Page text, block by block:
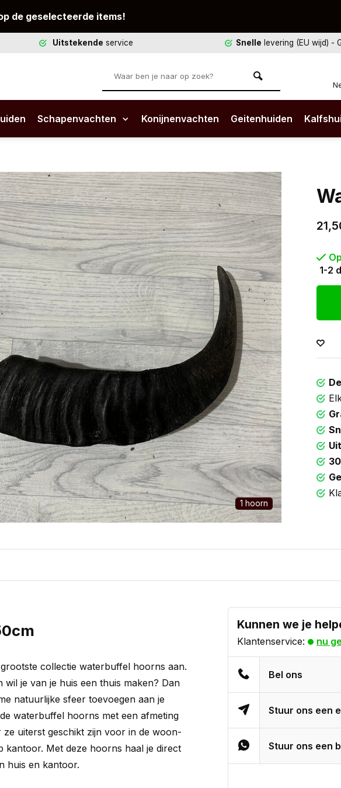
de geselecteerde items!
Uitstekende service Snelle levering (EU wijd) -
Schapenvachten Konijnenvachten Geitenhuiden
1 hoorn
1-2
collectie waterbuffel hoorns aan.
je van je huis een thuis maken? Dan
natuurlijke sfeer toevoegen aan je
waterbuffel hoorns met een afmeting
uiterst geschikt zijn voor in de woon-
Met deze hoorns haal je direct
huis en kantoor.
Kunnen we je
Klantenservice: nu
Bel ons
Stuur ons een
Stuur ons een